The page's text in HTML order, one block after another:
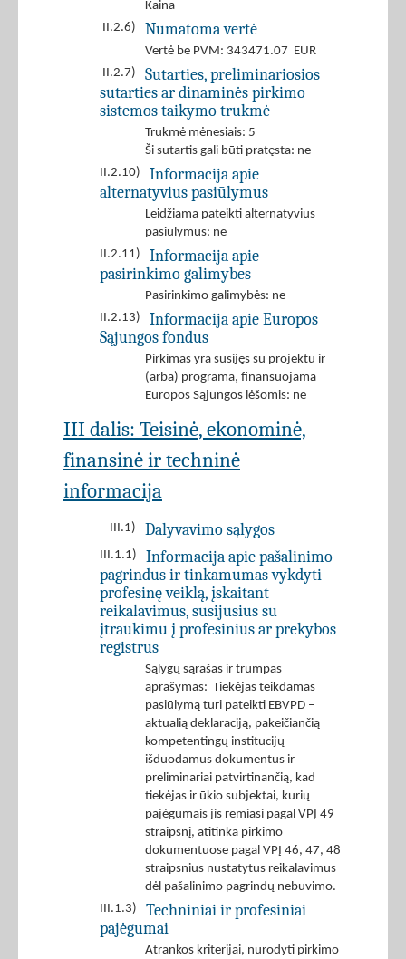
Kaina
II.2.6)
Numatoma vertė
Vertė be PVM: 343471.07 EUR
II.2.7)
Sutarties, preliminariosios
sutarties ar dinaminės pirkimo
sistemos taikymo trukmė
Trukmė mėnesiais: 5
Ši sutartis gali būti pratęsta: ne
II.2.10)
Informacija apie
alternatyvius pasiūlymus
Leidžiama pateikti alternatyvius
pasiūlymus: ne
II.2.11)
Informacija apie
pasirinkimo galimybes
Pasirinkimo galimybės: ne
II.2.13)
Informacija apie Europos
Sąjungos fondus
Pirkimas yra susijęs su projektu ir
(arba) programa, finansuojama
Europos Sąjungos lėšomis: ne
III dalis: Teisinė, ekonominė,
finansinė ir techninė
informacija
III.1) Dalyvavimo sąlygos
III.1.1)
Informacija apie pašalinimo
pagrindus ir tinkamumas vykdyti
profesinę veiklą, įskaitant
reikalavimus, susijusius su
įtraukimu į profesinius ar prekybos
registrus
Sąlygų sąrašas ir trumpas
aprašymas: Tiekėjas teikdamas
pasiūlymą turi pateikti EBVPD –
aktualią deklaraciją, pakeičiančią
kompetentingų institucijų
išduodamus dokumentus ir
preliminariai patvirtinančią, kad
tiekėjas ir ūkio subjektai, kurių
pajėgumais jis remiasi pagal VPĮ 49
straipsnį, atitinka pirkimo
dokumentuose pagal VPĮ 46, 47, 48
straipsnius nustatytus reikalavimus
dėl pašalinimo pagrindų nebuvimo.
III.1.3)
Techniniai ir profesiniai
pajėgumai
Atrankos kriterijai, nurodyti pirkimo